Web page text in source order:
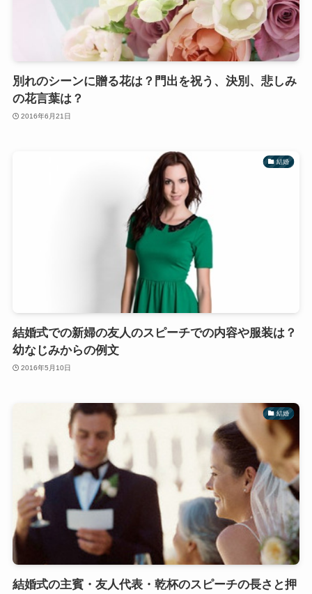
別れのシーンに贈る花は？門出を祝う、決別、悲しみ
の花言葉は？
2016年6月21日
結婚
結婚式での新婦の友人のスピーチでの内容や服装は？
幼なじみからの例文
2016年5月10日
結婚
結婚式の主賓・友人代表・乾杯のスピーチの長さと押